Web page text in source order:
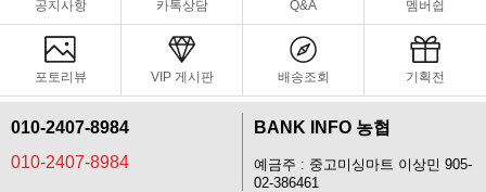
공지사항 카톡상담 Q&A 멤버쉽
포토리뷰 VIP 게시판 배송조회 기획전
010-2407-8984
010-2407-8984
BANK INFO 농협
예금주 : 중고미싱마트 이상민 905-
02-386461